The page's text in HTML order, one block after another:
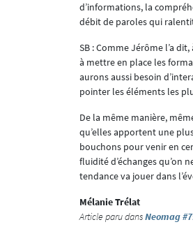
d’informations, la
débit de paroles qui
SB : Comme Jérôme l’a
à mettre en place les
aurons aussi besoin
pointer les éléments les
De la même manière,
qu’elles apportent une
bouchons pour venir en
fluidité d’échanges qu’on
tendance va jouer dans
Mélanie Trélat
Article paru dansNeomag